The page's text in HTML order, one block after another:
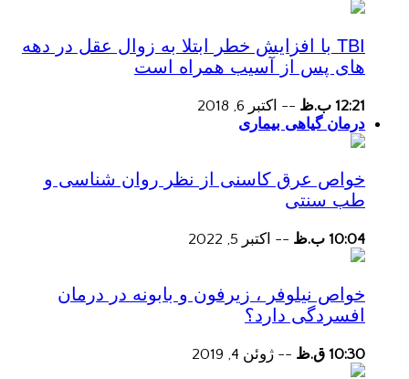
TBI با افزایش خطر ابتلا به زوال عقل در دهه
های پس از آسیب همراه است
12:21 ب.ظ -- اکتبر 6, 2018
درمان گیاهی بیماری
خواص عرق کاسنی از نظر روان شناسی و
طب سنتی
10:04 ب.ظ -- اکتبر 5, 2022
خواص نیلوفر ، زیرفون و بابونه در درمان
افسردگی دارد؟
10:30 ق.ظ -- ژوئن 4, 2019